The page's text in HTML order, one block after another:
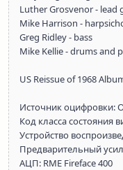
Luther Grosvenor - lead
Mike Harrison -
Greg Ridley - bass
Mike Kellie - drums and
US Reissue of 1968
Источник оцифровки:
Код класса состояния
Устройство
Предварительный
АЦП: RME Fireface 400